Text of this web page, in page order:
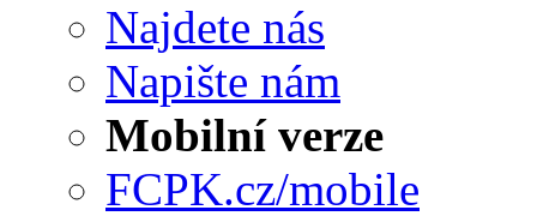
Najdete nás
Napište nám
Mobilní verze
FCPK.cz/mobile